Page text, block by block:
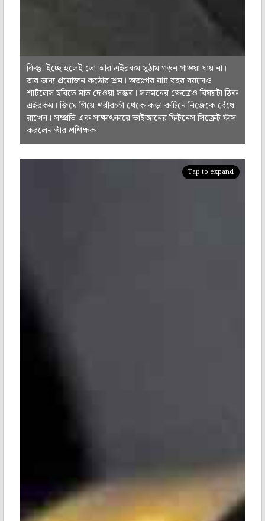
কিন্তু, ইচ্ছে হলেই তো আর এইরকম সুঠাম গড়ন পাওয়া যায় না।
তার জন্য প্রয়োজন কঠোর শ্রম। অতঃপর ষাট বছর বয়সেও
শার্টলেস ছবিতে মাত দেওয়া সম্ভব। সলমনের ক্ষেত্রেও বিষয়টা ঠিক
এইরকম। জিমে গিয়ে শরীরচর্চা থেকে কড়া রুটিনে নিজেকে বেঁধে
রাখেন। সম্প্রতি এক সাক্ষাৎকারে ভাইজানের ফিটনেস সিক্রেট ফাঁস
করলেন তাঁর প্রশিক্ষক।
Tap to expand